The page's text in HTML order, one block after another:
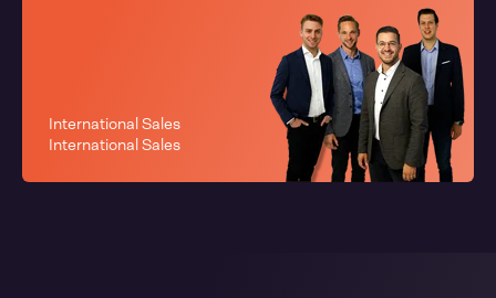
International Sales
International Sales